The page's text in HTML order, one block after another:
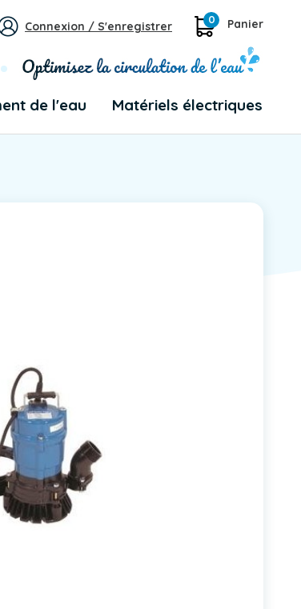
Connexion / S'enregistrer 0 Panier
de l'eau Matériels électriques